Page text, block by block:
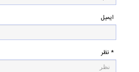
ایمیل
* نظر